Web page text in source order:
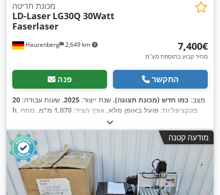
Hauzenberg 2,649 km
מכונת חריטה
LD-Laser LG30Q 30Watt
Faserlaser
‏7,400 ‏€
מחיר קבוע בתוספת מע"מ
פנה התקשר
מצב: כמו חדש (מכונת תצוגה), שנת ייצור: 2025, שעות עבודה: 20
h
, פונקציונליות: פועל באופן מלא, אורך הציר: 1,070 מ"מ
, מתח
, הספק לייזר:
קירור:אוויר, אורך גל לייזר: 1,070 nm , ציוד:תא נהג ,
מודעה קטנה